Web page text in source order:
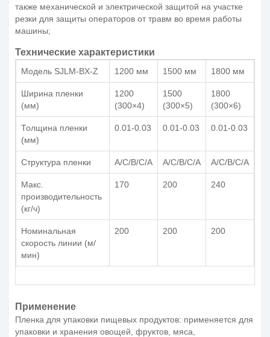
также механической и электрической защитой на участке
резки для защиты операторов от травм во время работы
машины;
Технические характеристики
Модель SJLM-BX-Z 1200 мм 1500 мм 1800 мм
Ширина пленки
(мм)
1200
(300×4)
1500
(300×5)
1800
(300×6)
Толщина пленки
(мм)
0.01-0.03 0.01-0.03 0.01-0.03
Структура пленки A/C/B/C/A A/C/B/C/A A/C/B/C/A
Макс.
производительность
(кг/ч)
170 200 240
Номинальная
скорость линии (м/
мин)
200 200 200
Применение
Пленка для упаковки пищевых продуктов: применяется для
упаковки и хранения овощей, фруктов, мяса,